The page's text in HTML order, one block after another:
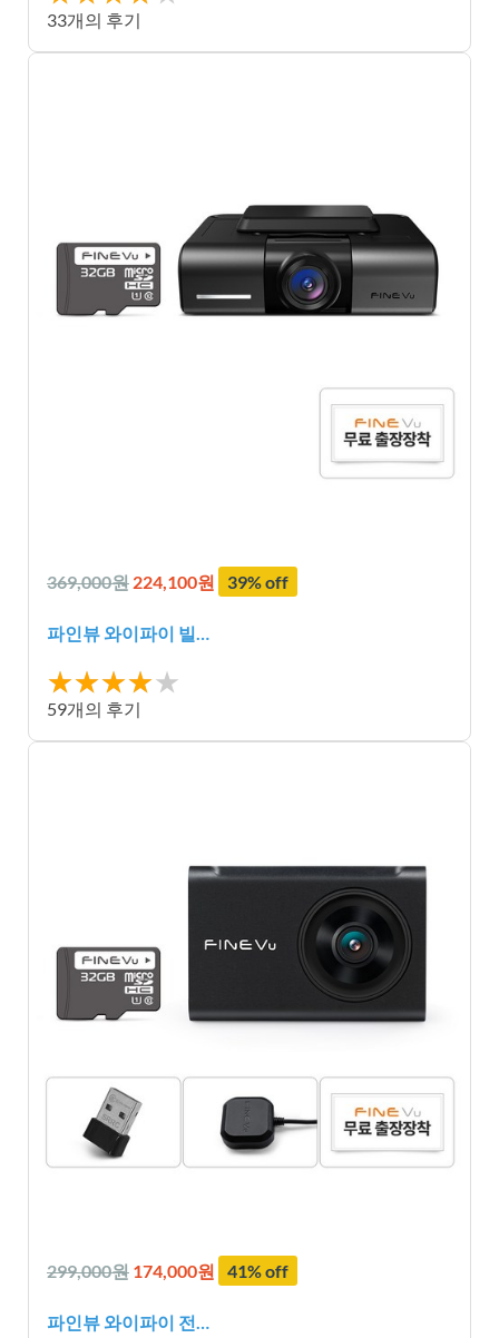
★
33개의 후기
369,000원 224,100원 39% off
파인뷰 와이파이 빌…
★★★★
★
★★★★★
59개의 후기
299,000원 174,000원 41% off
파인뷰 와이파이 전…